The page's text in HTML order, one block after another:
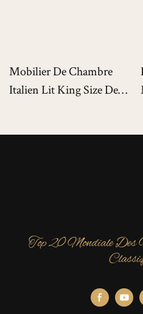
Mobilier De Chambre
Italien Lit King Size De
Top 20 Mondiale Des